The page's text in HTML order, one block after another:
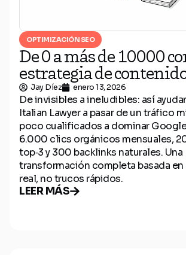
OPTIMIZACIÓN SEO
De 0 a más de 10000
estrategia de
Jay Díez enero 13, 2026
De invisibles a ineludibles: así
Italian Lawyer a pasar de un tráfico
poco cualificados a dominar
6.000 clics orgánicos mensuales,
top‑3 y 300 backlinks naturales. Una
transformación completa basada
real, no trucos rápidos.
LEER MÁS